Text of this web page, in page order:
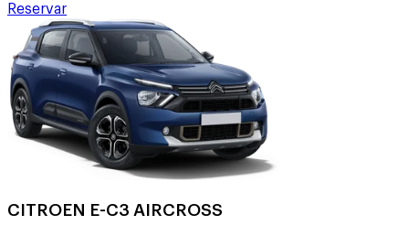
Reservar
CITROEN E-C3 AIRCROSS